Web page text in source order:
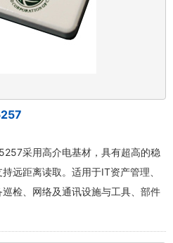
采用高介电基材，具有超高的稳
远距离读取。适用于IT资产管理、
检、网络及通讯设施与工具、部件